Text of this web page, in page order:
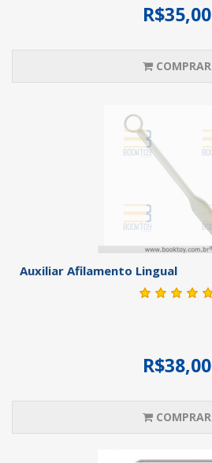
R$35,00
COMPRAR
Auxiliar Afilamento Lingual
R$38,00
COMPRAR